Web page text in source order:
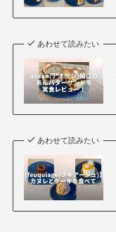
あわせて読みたい
あわせて読みたい